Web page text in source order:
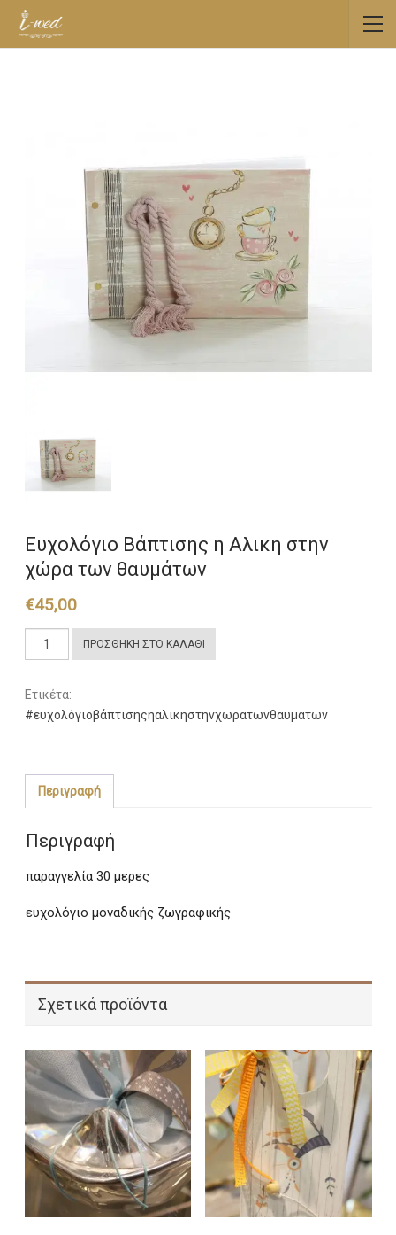
Ευχολόγιο Βάπτισης η Αλικη στην
χώρα των θαυμάτων
€45,00
Ευχολόγιο
Βάπτισης
Αλικη
στην
θαυμάτων
ποσότητα
ΠΡΟΣΘΉΚΗ ΣΤΟ ΚΑΛΆΘΙ
Ετικέτα:
#ευχολόγιοβάπτισηςηαλικηστηνχωρατωνθαυματων
Περιγραφή
Περιγραφή
παραγγελία 30 μερες
ευχολόγιο μοναδικής ζωγραφικής
Σχετικά προϊόντα